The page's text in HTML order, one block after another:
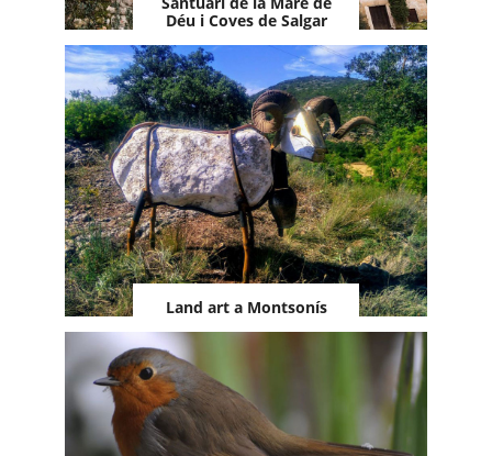
Déu i Coves de Salgar
Land art a Montsonís